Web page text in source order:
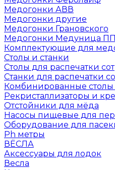
Медогонки АВВ
Медогонки другие
Медогонки Грановского
Медогонки Медуница
Комплектующие для
Столы и станки
Столы для распечатки сот
Станки для распечатки
Комбинированные
Рекристаллизаторы и
Отстойники для мёда
Насосы пищевые для
Оборудование для
Ph метры
ВЁСЛА
Аксессуары для лодок
Весла